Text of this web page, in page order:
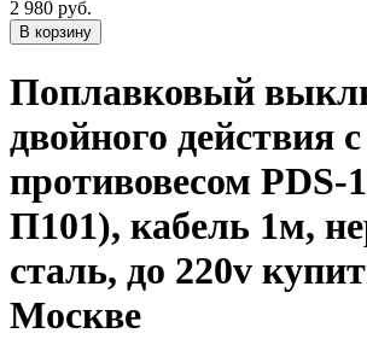
2 980 руб.
Поплавковый
двойного действия с
противовесом
П101), кабель 1м,
сталь, до 220v
Москве